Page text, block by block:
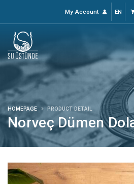
My Account EN
Norveç Dümen
HOMEPAGE PRODUCT DETAIL